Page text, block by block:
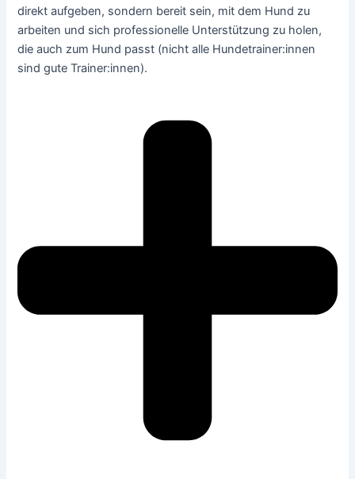
direkt aufgeben, sondern bereit sein, mit dem Hund zu
arbeiten und sich professionelle Unterstützung zu holen,
die auch zum Hund passt (nicht alle Hundetrainer:innen
sind gute Trainer:innen).